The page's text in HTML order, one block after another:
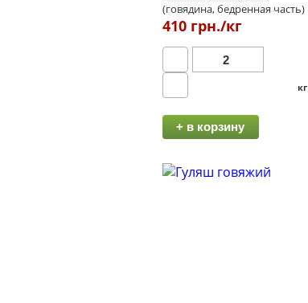
(говядина, бедренная часть)
410 грн./кг
кг